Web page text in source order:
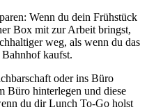
Wenn du dein Frühstück
Box mit zur Arbeit bringst,
weg, als wenn du das
kaufst.
oder ins Büro
Büro hinterlegen und diese
du dir Lunch To-Go holst